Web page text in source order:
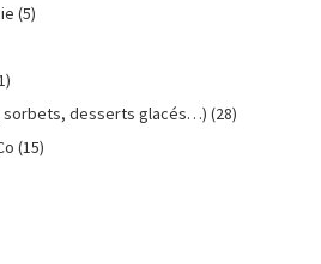
(5)
sorbets, desserts glacés…) (28)
(15)